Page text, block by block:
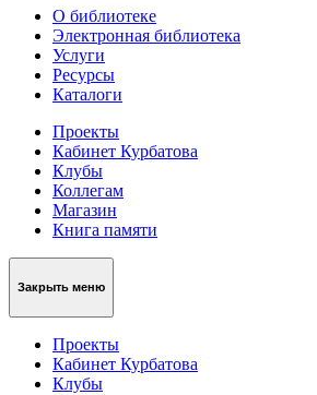
О библиотеке
Электронная библиотека
Услуги
Ресурсы
Каталоги
Проекты
Кабинет Курбатова
Клубы
Коллегам
Магазин
Книга памяти
Закрыть меню
Проекты
Кабинет Курбатова
Клубы